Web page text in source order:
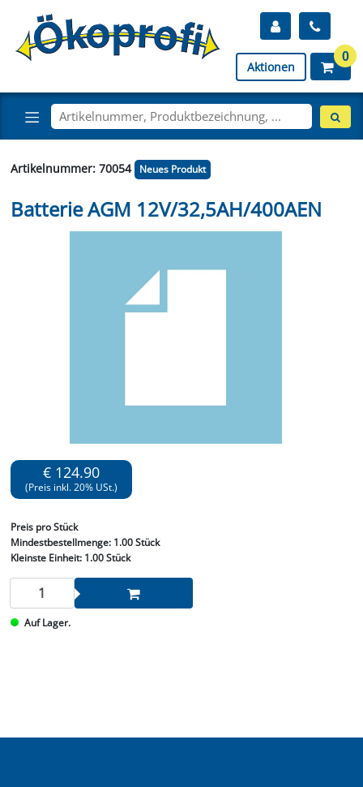
Aktionen
0
Artikelnummer: 70054 Neues Produkt
Batterie AGM 12V/32,5AH/400AEN
€ 124.90
(Preis inkl. 20% USt.)
Preis pro Stück
Mindestbestellmenge: 1.00 Stück
Kleinste Einheit:1.00 Stück
Auf Lager.